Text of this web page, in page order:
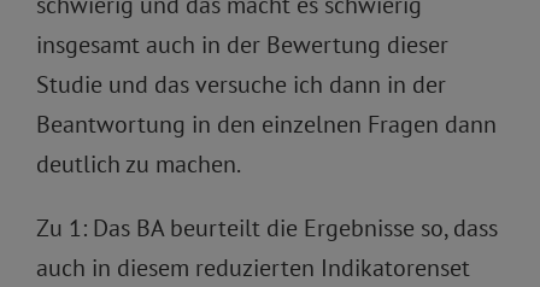
insgesamt auch in der Bewertung dieser
Studie und das versuche ich dann in der
Beantwortung in den einzelnen Fragen dann
deutlich zu machen.
Zu 1: Das BA beurteilt die Ergebnisse so, dass
auch in diesem reduzierten Indikatorenset